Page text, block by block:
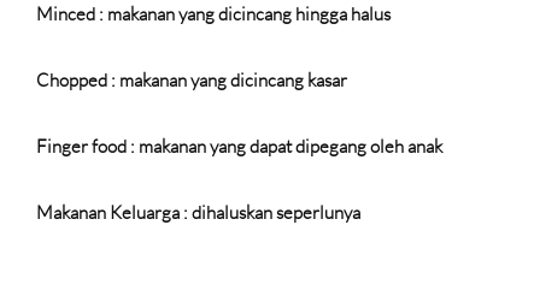
Minced : makanan yang dicincang hingga halus
Chopped : makanan yang dicincang kasar
Finger food : makanan yang dapat dipegang oleh anak
Makanan Keluarga : dihaluskan seperlunya